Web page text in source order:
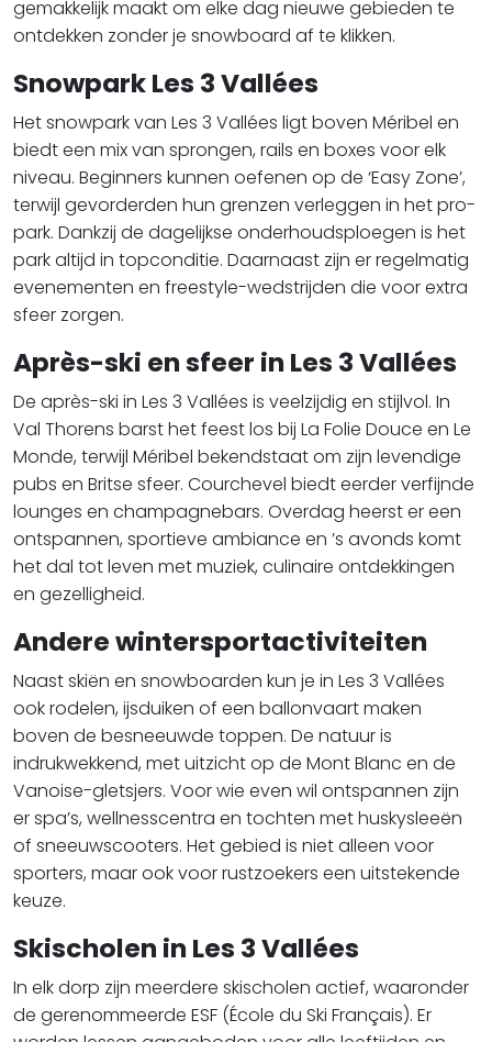
gemakkelijk maakt om elke dag nieuwe gebieden te
ontdekken zonder je snowboard af te klikken.
Snowpark Les 3 Vallées
Het snowpark van Les 3 Vallées ligt boven Méribel en
biedt een mix van sprongen, rails en boxes voor elk
niveau. Beginners kunnen oefenen op de ‘Easy Zone’,
terwijl gevorderden hun grenzen verleggen in het pro-
park. Dankzij de dagelijkse onderhoudsploegen is het
park altijd in topconditie. Daarnaast zijn er regelmatig
evenementen en freestyle-wedstrijden die voor extra
sfeer zorgen.
Après-ski en sfeer in Les 3 Vallées
De après-ski in Les 3 Vallées is veelzijdig en stijlvol. In
Val Thorens barst het feest los bij La Folie Douce en Le
Monde, terwijl Méribel bekendstaat om zijn levendige
pubs en Britse sfeer. Courchevel biedt eerder verfijnde
lounges en champagnebars. Overdag heerst er een
ontspannen, sportieve ambiance en ’s avonds komt
het dal tot leven met muziek, culinaire ontdekkingen
en gezelligheid.
Andere wintersportactiviteiten
Naast skiën en snowboarden kun je in Les 3 Vallées
ook rodelen, ijsduiken of een ballonvaart maken
boven de besneeuwde toppen. De natuur is
indrukwekkend, met uitzicht op de Mont Blanc en de
Vanoise-gletsjers. Voor wie even wil ontspannen zijn
er spa’s, wellnesscentra en tochten met huskysleeën
of sneeuwscooters. Het gebied is niet alleen voor
sporters, maar ook voor rustzoekers een uitstekende
keuze.
Skischolen in Les 3 Vallées
In elk dorp zijn meerdere skischolen actief, waaronder
de gerenommeerde ESF (École du Ski Français). Er